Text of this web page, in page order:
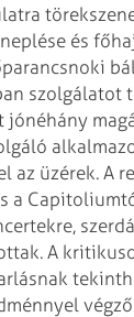
és
az üzérek. A
a
A